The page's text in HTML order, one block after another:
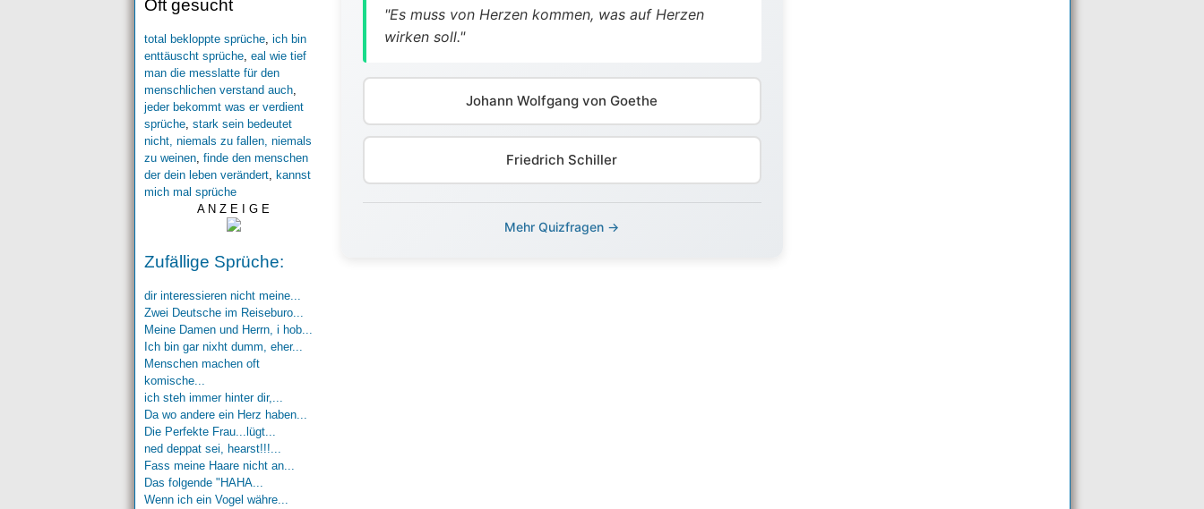
Oft gesucht
total bekloppte sprüche, ich bin
enttäuscht sprüche, eal wie tief
man die messlatte für den
menschlichen verstand auch,
jeder bekommt was er verdient
sprüche, stark sein bedeutet
nicht, niemals zu fallen, niemals
zu weinen, finde den menschen
der dein leben verändert, kannst
mich mal sprüche
A N Z E I G E
Zufällige Sprüche:
dir interessieren nicht meine...
Zwei Deutsche im Reiseburo...
Meine Damen und Herrn, i hob...
Ich bin gar nixht dumm, eher...
Menschen machen oft
komische...
ich steh immer hinter dir,...
Da wo andere ein Herz haben...
Die Perfekte Frau...lügt...
ned deppat sei, hearst!!!...
Fass meine Haare nicht an...
Das folgende "HAHA...
Wenn ich ein Vogel währe...
"Es muss von Herzen kommen, was auf Herzen
wirken soll."
Johann Wolfgang von Goethe
Friedrich Schiller
Mehr Quizfragen →